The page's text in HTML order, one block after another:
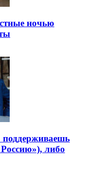
ночью
либо